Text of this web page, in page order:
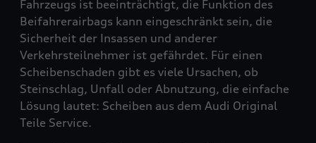
Fahrzeugs ist beeinträchtigt, die Funktion des
Beifahrerairbags kann eingeschränkt sein, die
Sicherheit der Insassen und anderer
Verkehrsteilnehmer ist gefährdet. Für einen
Scheibenschaden gibt es viele Ursachen, ob
Steinschlag, Unfall oder Abnutzung, die einfache
Lösung lautet: Scheiben aus dem Audi Original
Teile Service.